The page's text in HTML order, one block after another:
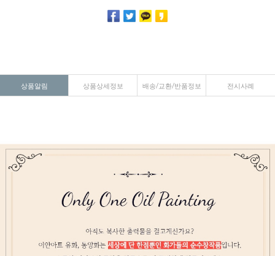
상품알림 상품상세정보 배송/교환/반품정보 전시사례